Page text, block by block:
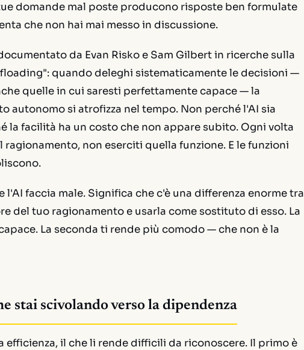
domande mal poste producono risposte ben formulate
che non hai mai messo in discussione.
da Evan Risko e Sam Gilbert in ricerche sulla
quando deleghi sistematicamente le decisioni —
quelle in cui saresti perfettamente capace — la
autonomo si atrofizza nel tempo. Non perché l'AI sia
la facilità ha un costo che non appare subito. Ogni volta
non eserciti quella funzione. E le funzioni
l'AI faccia male. Significa che c'è una differenza enorme tra
del tuo ragionamento e usarla come sostituto di esso. La
La seconda ti rende più comodo — che non è la
stai scivolando verso la dipendenza
efficienza, il che li rende difficili da riconoscere. Il primo è